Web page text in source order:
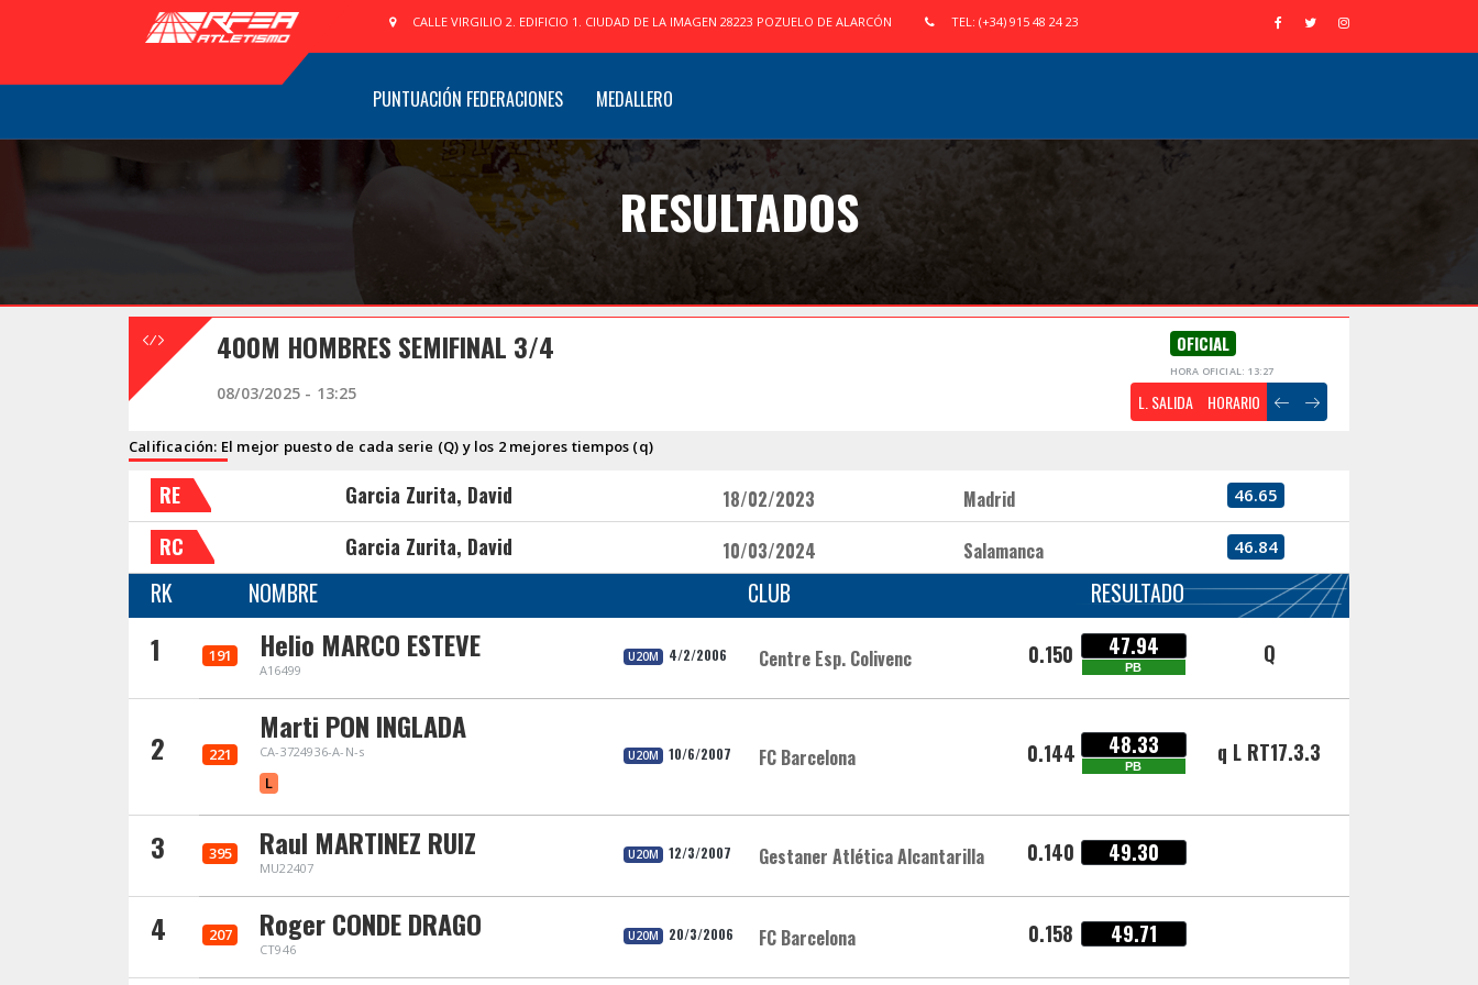
CALLE VIRGILIO 2. EDIFICIO 1. CIUDAD DE LA IMAGEN 28223 POZUELO DE ALARCÓN TEL: (+34) 915 48 24 23
PUNTUACIÓN FEDERACIONES MEDALLERO
RESULTADOS
400M HOMBRES SEMIFINAL 3/4 OFICIAL
HORA OFICIAL: 13:27
08/03/2025 - 13:25 L. SALIDA HORARIO
Calificación: El mejor puesto de cada serie (Q) y los 2 mejores tiempos (q)
RE Garcia Zurita, David 18/02/2023 Madrid 46.65
RC Garcia Zurita, David 10/03/2024 Salamanca 46.84
RK NOMBRE CLUB RESULTADO
1 191 Helio MARCO ESTEVE
A16499
U20M 4/2/2006 Centre Esp. Colivenc 0.150 47.94
PB Q
2 221
Marti PON INGLADA
CA-3724936-A-N-s
L
U20M 10/6/2007 FC Barcelona 0.144 48.33
PB q L RT17.3.3
3 395 Raul MARTINEZ RUIZ
MU22407
U20M 12/3/2007 Gestaner Atlética Alcantarilla 0.140 49.30
4 207 Roger CONDE DRAGO
CT946
U20M 20/3/2006 FC Barcelona 0.158 49.71